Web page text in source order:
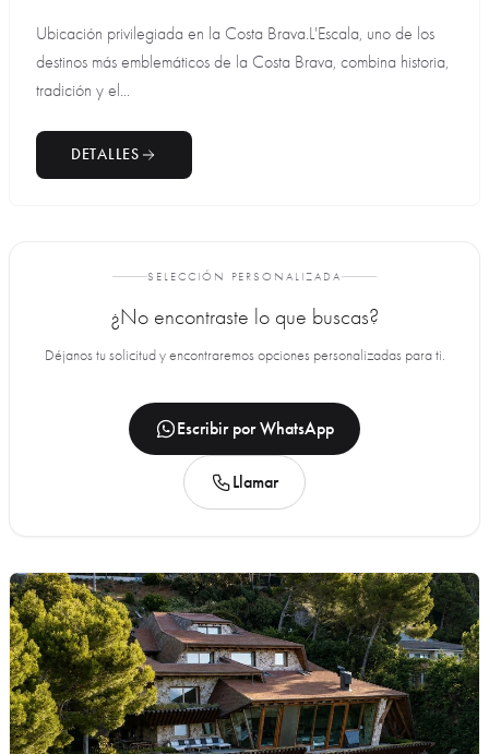
Ubicación privilegiada en la Costa Brava.L'Escala, uno de los
destinos más emblemáticos de la Costa Brava, combina historia,
tradición y el...
DETALLES
SELECCIÓN PERSONALIZADA
¿No encontraste lo que buscas?
Déjanos tu solicitud y encontraremos opciones personalizadas para ti.
Escribir por WhatsApp
Llamar